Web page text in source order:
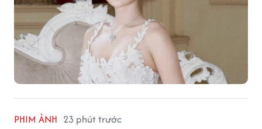
PHIM ẢNH 23 phút trước